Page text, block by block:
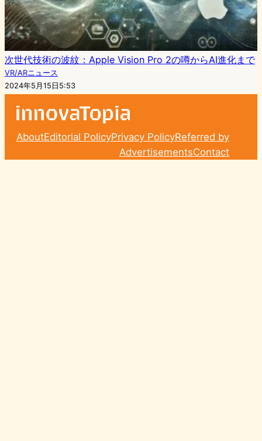
次世代技術の波紋：Apple Vision Pro 2の噂からAI進化まで
VR/ARニュース
2024年5月15日5:53
AboutEditorial PolicyPrivacy PolicyReferred by
AdvertisementsContact